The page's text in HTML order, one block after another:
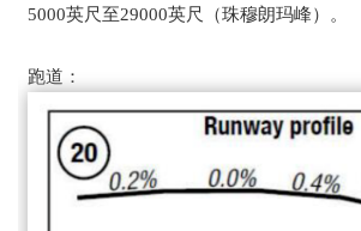
5000英尺至29000英尺（珠穆朗玛峰）。
跑道：